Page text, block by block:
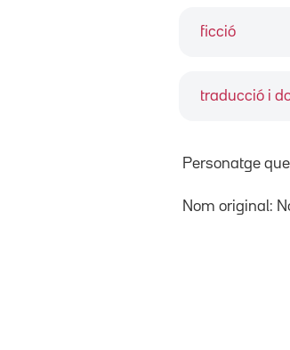
ficció
traducció i
Personatge
Nom original: